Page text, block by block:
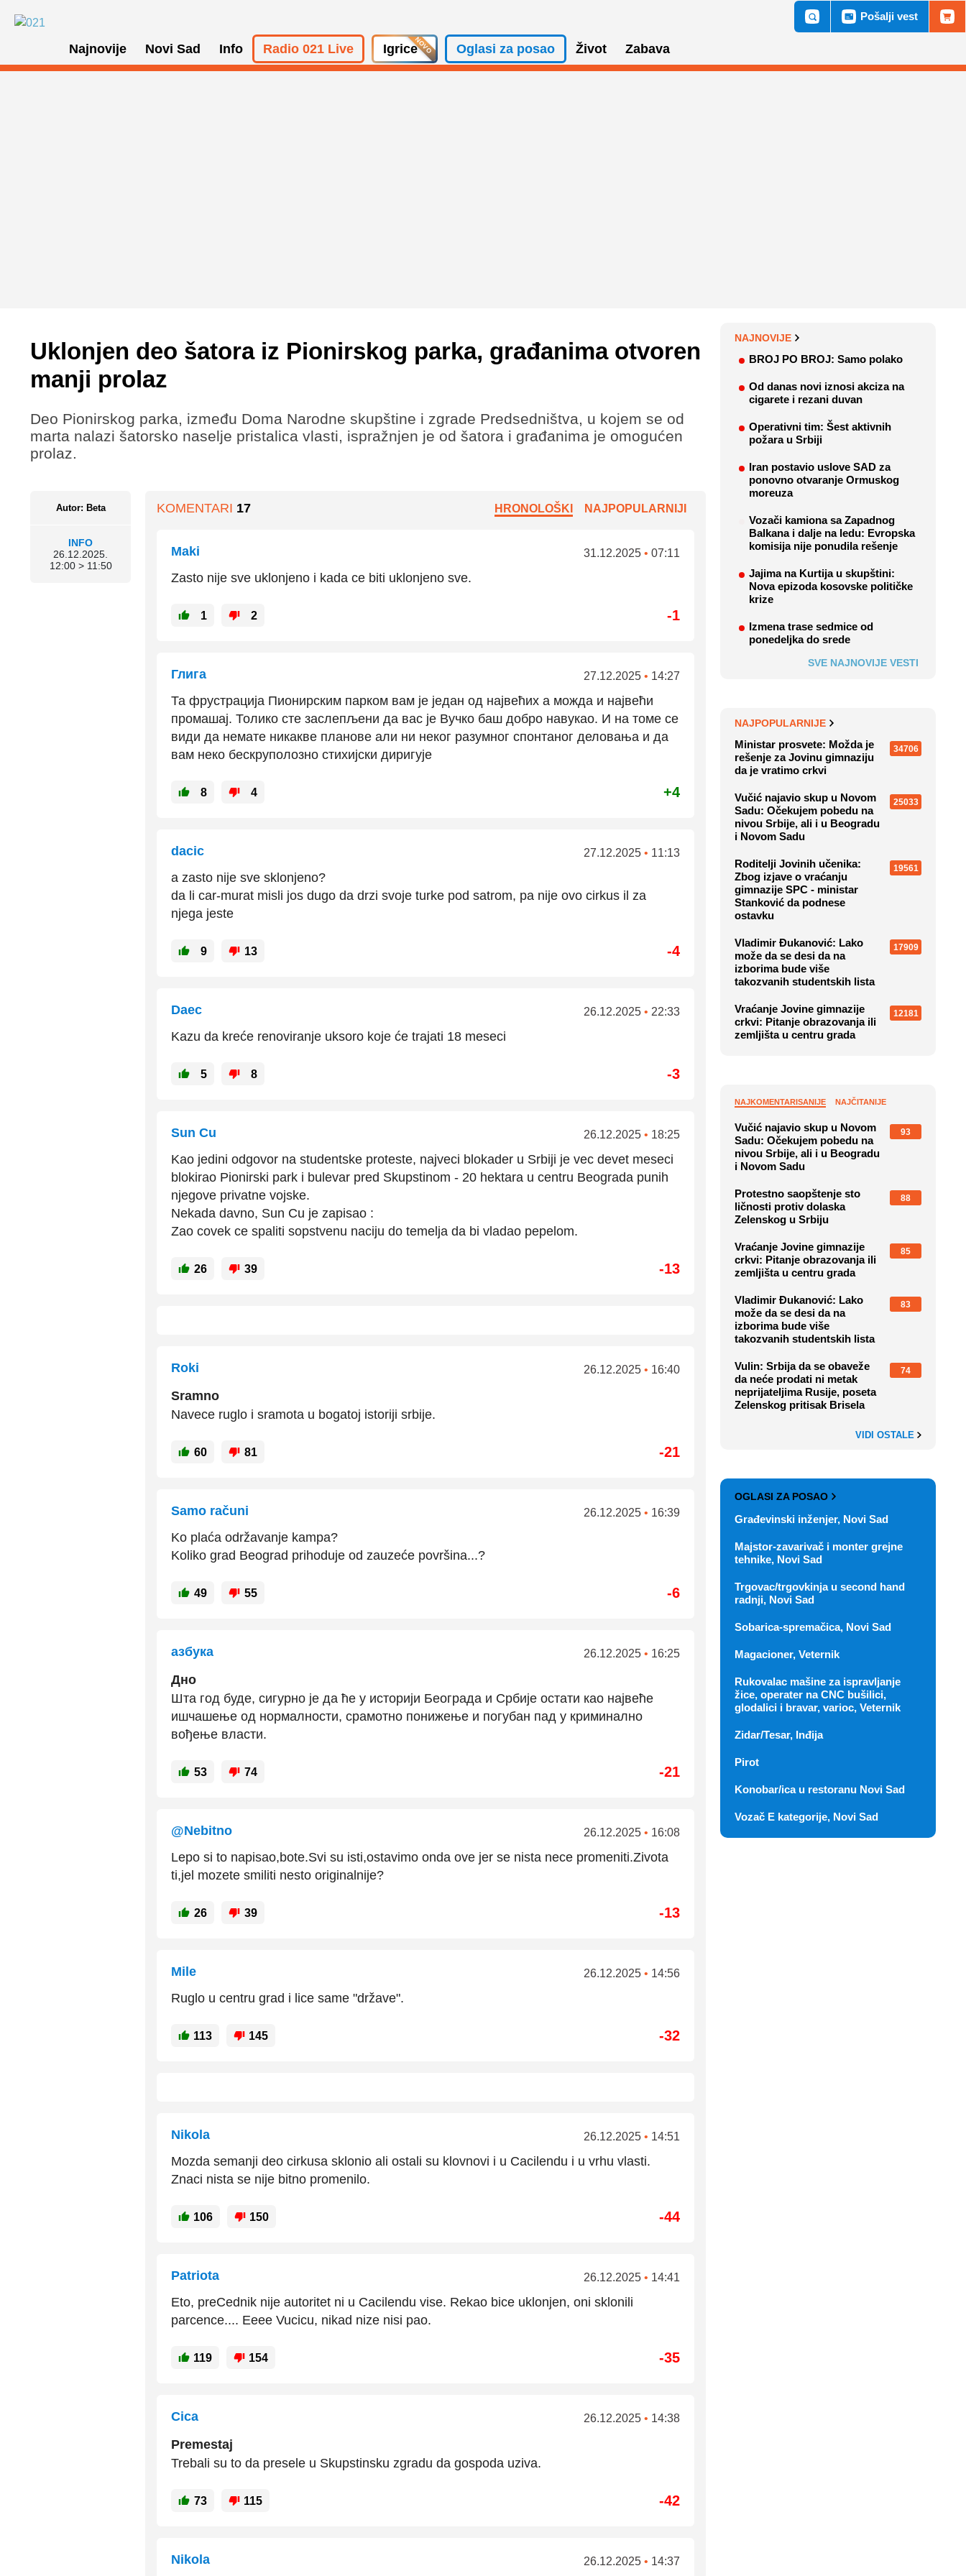
Najnovije Novi Sad Info Radio 021 Live Igrice Oglasi za posao Život Zabava
Pošalji vest
Uklonjen deo šatora iz Pionirskog parka, građanima otvoren
manji prolaz
Autor: Beta
INFO
26.12.2025.
12:00 > 11:50
Deo Pionirskog parka, između Doma Narodne skupštine i zgrade Predsedništva, u kojem se od
marta nalazi šatorsko naselje pristalica vlasti, ispražnjen je od šatora i građanima je omogućen
prolaz.
KOMENTARI 17 HRONOLOŠKI NAJPOPULARNIJI
Maki 31.12.2025 • 07:11
Zasto nije sve uklonjeno i kada ce biti uklonjeno sve.
1 2 -1
Глига 27.12.2025 • 14:27
Та фрустрација Пионирским парком вам је један од највећих а можда и највећи
промашај. Толико сте заслепљени да вас је Вучко баш добро навукао. И на томе се
види да немате никакве планове али ни неког разумног спонтаног деловања и да
вам неко бескруполозно стихијски диригује
8 4 +4
dacic 27.12.2025 • 11:13
a zasto nije sve sklonjeno?
da li car-murat misli jos dugo da drzi svoje turke pod satrom, pa nije ovo cirkus il za
njega jeste
9 13 -4
Daec 26.12.2025 • 22:33
Kazu da kreće renoviranje uksoro koje će trajati 18 meseci
5 8 -3
Sun Cu 26.12.2025 • 18:25
Kao jedini odgovor na studentske proteste, najveci blokader u Srbiji je vec devet meseci
blokirao Pionirski park i bulevar pred Skupstinom - 20 hektara u centru Beograda punih
njegove privatne vojske.
Nekada davno, Sun Cu je zapisao :
Zao covek ce spaliti sopstvenu naciju do temelja da bi vladao pepelom.
26 39 -13
Roki 26.12.2025 • 16:40
Sramno
Navece ruglo i sramota u bogatoj istoriji srbije.
60 81 -21
Samo računi 26.12.2025 • 16:39
Ko plaća održavanje kampa?
Koliko grad Beograd prihoduje od zauzeće površina...?
49 55 -6
азбука 26.12.2025 • 16:25
Дно
Шта год буде, сигурно је да ће у историји Београда и Србије остати као највеће
ишчашење од нормалности, срамотно понижење и погубан пад у криминално
вођење власти.
53 74 -21
@Nebitno 26.12.2025 • 16:08
Lepo si to napisao,bote.Svi su isti,ostavimo onda ove jer se nista nece promeniti.Zivota
ti,jel mozete smiliti nesto originalnije?
26 39 -13
Mile 26.12.2025 • 14:56
Ruglo u centru grad i lice same "države".
113 145 -32
Nikola 26.12.2025 • 14:51
Mozda semanji deo cirkusa sklonio ali ostali su klovnovi i u Cacilendu i u vrhu vlasti.
Znaci nista se nije bitno promenilo.
106 150 -44
Patriota 26.12.2025 • 14:41
Eto, preCednik nije autoritet ni u Cacilendu vise. Rekao bice uklonjen, oni sklonili
parcence.... Eeee Vucicu, nikad nize nisi pao.
119 154 -35
Cica 26.12.2025 • 14:38
Premestaj
Trebali su to da presele u Skupstinsku zgradu da gospoda uziva.
73 115 -42
Nikola 26.12.2025 • 14:37
NAJNOVIJE
BROJ PO BROJ: Samo polako
Od danas novi iznosi akciza na
cigarete i rezani duvan
Operativni tim: Šest aktivnih
požara u Srbiji
Iran postavio uslove SAD za
ponovno otvaranje Ormuskog
moreuza
Vozači kamiona sa Zapadnog
Balkana i dalje na ledu: Evropska
komisija nije ponudila rešenje
Jajima na Kurtija u skupštini:
Nova epizoda kosovske političke
krize
Izmena trase sedmice od
ponedeljka do srede
SVE NAJNOVIJE VESTI
NAJPOPULARNIJE
Ministar prosvete: Možda je
rešenje za Jovinu gimnaziju
da je vratimo crkvi
34706
Vučić najavio skup u Novom
Sadu: Očekujem pobedu na
nivou Srbije, ali i u Beogradu
i Novom Sadu
25033
Roditelji Jovinih učenika:
Zbog izjave o vraćanju
gimnazije SPC - ministar
Stanković da podnese
ostavku
19561
Vladimir Đukanović: Lako
može da se desi da na
izborima bude više
takozvanih studentskih lista
17909
Vraćanje Jovine gimnazije
crkvi: Pitanje obrazovanja ili
zemljišta u centru grada
12181
NAJKOMENTARISANIJE NAJČITANIJE
Vučić najavio skup u Novom
Sadu: Očekujem pobedu na
nivou Srbije, ali i u Beogradu
i Novom Sadu
93
Protestno saopštenje sto
ličnosti protiv dolaska
Zelenskog u Srbiju
88
Vraćanje Jovine gimnazije
crkvi: Pitanje obrazovanja ili
zemljišta u centru grada
85
Vladimir Đukanović: Lako
može da se desi da na
izborima bude više
takozvanih studentskih lista
83
Vulin: Srbija da se obaveže
da neće prodati ni metak
neprijateljima Rusije, poseta
Zelenskog pritisak Brisela
74
VIDI OSTALE
OGLASI ZA POSAO
Građevinski inženjer, Novi Sad
Majstor-zavarivač i monter grejne
tehnike, Novi Sad
Trgovac/trgovkinja u second hand
radnji, Novi Sad
Sobarica-spremačica, Novi Sad
Magacioner, Veternik
Rukovalac mašine za ispravljanje
žice, operater na CNC bušilici,
glodalici i bravar, varioc, Veternik
Zidar/Tesar, Inđija
Pirot
Konobar/ica u restoranu Novi Sad
Vozač E kategorije, Novi Sad